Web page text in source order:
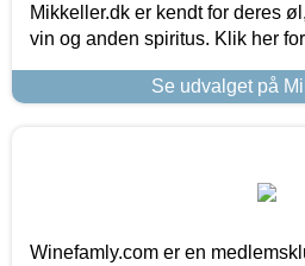
Mikkeller.dk er kendt for deres
vin og anden spiritus. Klik her
Se udvalget på
Winefamly.com er en